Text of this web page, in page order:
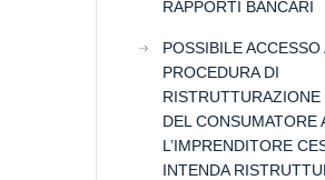
RAPPORTI BANCARI
POSSIBILE ACCESSO
PROCEDURA DI
RISTRUTTURAZIONE
DEL CONSUMATORE
L’IMPRENDITORE
INTENDA